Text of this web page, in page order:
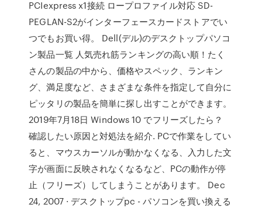
PCIexpress x1接続 ロープロファイル対応 SD-
PEGLAN-S2がインターフェースカードストアでい
つでもお買い得。 Dell(デル)のデスクトップパソコ
ン製品一覧 人気売れ筋ランキングの高い順！たく
さんの製品の中から、価格やスペック、ランキン
グ、満足度など、さまざまな条件を指定して自分に
ピッタリの製品を簡単に探し出すことができます。
2019年7月18日 Windows 10 でフリーズしたら？
確認したい原因と対処法を紹介. PCで作業をしてい
ると、マウスカーソルが動かなくなる、入力した文
字が画面に反映されなくなるなど、PCの動作が停
止（フリーズ）してしまうことがあります。 Dec
24, 2007 · デスクトップpc - パソコンを買い換える